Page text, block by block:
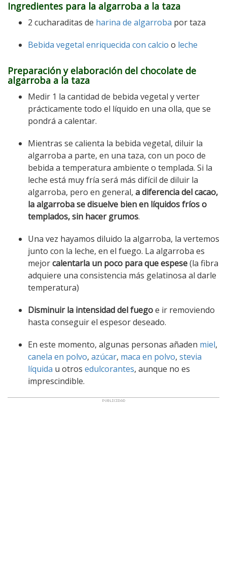
Ingredientes para la algarroba a la taza
2 cucharaditas de harina de algarroba por taza
Bebida vegetal enriquecida con calcio o leche
Preparación y elaboración del chocolate de
algarroba a la taza
Medir 1 la cantidad de bebida vegetal y verter
prácticamente todo el líquido en una olla, que se
pondrá a calentar.
Mientras se calienta la bebida vegetal, diluir la
algarroba a parte, en una taza, con un poco de
bebida a temperatura ambiente o templada. Si la
leche está muy fría será más difícil de diluir la
algarroba, pero en general, a diferencia del cacao,
la algarroba se disuelve bien en líquidos fríos o
templados, sin hacer grumos.
Una vez hayamos diluido la algarroba, la vertemos
junto con la leche, en el fuego. La algarroba es
mejorcalentarla un poco para que espese(la fibra
adquiere una consistencia más gelatinosa al darle
temperatura)
Disminuir la intensidad del fuegoe ir removiendo
hasta conseguir el espesor deseado.
En este momento, algunas personas añaden miel,
canela en polvo, azúcar, maca en polvo, stevia
líquida u otros edulcorantes, aunque no es
imprescindible.